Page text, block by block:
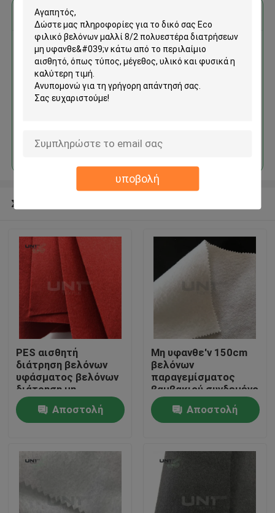
υποβολή
Σχετικά με εμάς
Αποκτήστε την καλύτερη τιμή για
Eco φιλικό βελόνων μαλλί 8/2
πολυεστέρα διατρήσεων μη
περιλαίμιο αισθητό
Να συνεχίσει
Συνιστώμενα προϊόντα
PES αισθητή
διάτρηση βελόνων
υφάσματος βελόνων
διάτρηση μη
υφανθείσα για τη
διακόσμηση/τον
τάπητα
Αποστολή
Μη υφανθε'ν 150cm
βελόνων
παραγεμίσματος
βαμβακιού συνδεμένο
ψεκασμός βάρος
πλάτους 80gsm
διατρήσεων
Αποστολή